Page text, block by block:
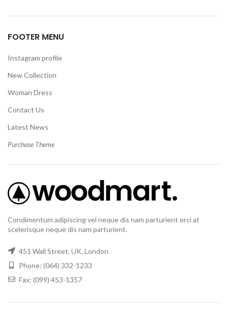
FOOTER MENU
Instagram profile
New Collection
Woman Dress
Contact Us
Latest News
Purchase Theme
Condimentum adipiscing vel neque dis nam parturient orci at
scelerisque neque dis nam parturient.
451 Wall Street, UK, London
Phone: (064) 332-1233
Fax: (099) 453-1357